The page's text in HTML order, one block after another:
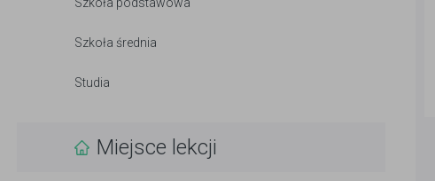
Szkoła średnia
Studia
Miejsce lekcji